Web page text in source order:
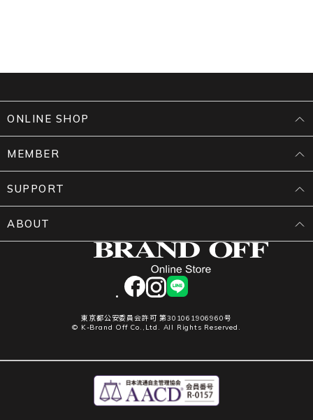
facebookinstagram
LINE
東京都公安委員会許可 第301061906960号
© K-Brand Off Co.,Ltd. All Rights Reserved.
ONLINE SHOP
MEMBER
SUPPORT
ABOUT